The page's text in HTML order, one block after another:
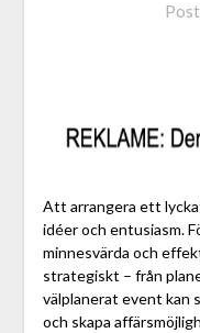
Att arrangera ett
idéer och entusiasm.
minnesvärda och
strategiskt – från
välplanerat event kan
och skapa